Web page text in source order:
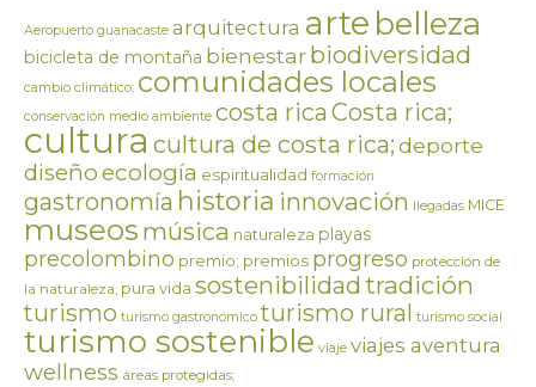
Aeropuerto guanacaste arquitectura arte belleza
bicicleta de montaña bienestarbiodiversidad
cambio climático; comunidades locales
conservación medio ambiente costa ricaCosta rica;
cultura cultura de costa rica;deporte
diseñoecología espiritualidad formación
gastronomía historia innovación llegadas MICE
museos música naturaleza playas
precolombino premio; premios progreso protección de
la naturaleza; pura vida sostenibilidadtradición
turismo turismo gastronómico turismo rural turismo social
turismo sostenible viaje viajes aventura
wellness áreas protegidas;